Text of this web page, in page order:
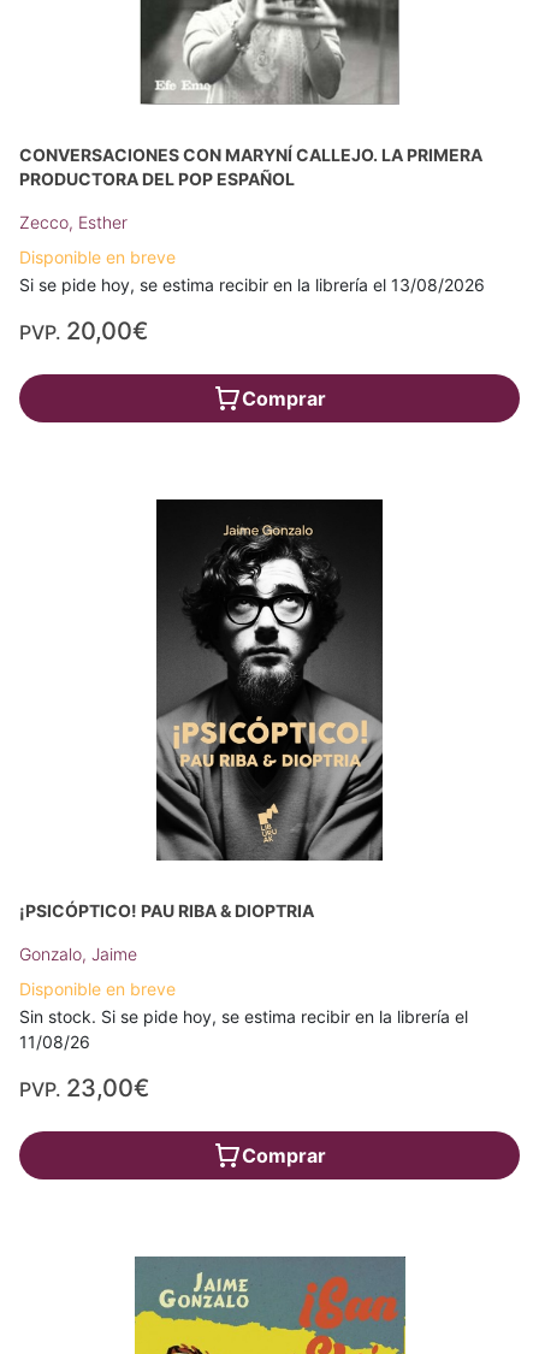
CONVERSACIONES CON MARYNÍ CALLEJO. LA PRIMERA
PRODUCTORA DEL POP ESPAÑOL
Zecco, Esther
Disponible en breve
Si se pide hoy, se estima recibir en la librería el 13/08/2026
PVP. 20,00€
Comprar
¡PSICÓPTICO! PAU RIBA & DIOPTRIA
Gonzalo, Jaime
Disponible en breve
Sin stock. Si se pide hoy, se estima recibir en la librería el
11/08/26
PVP. 23,00€
Comprar